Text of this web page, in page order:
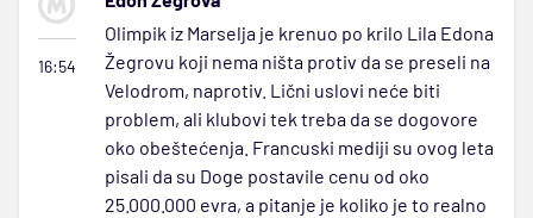
16:54
Olimpik iz Marselja je krenuo po krilo Lila Edona
Žegrovu koji nema ništa protiv da se preseli na
Velodrom, naprotiv. Lični uslovi neće biti
problem, ali klubovi tek treba da se dogovore
oko obeštećenja. Francuski mediji su ovog leta
pisali da su Doge postavile cenu od oko
25.000.000 evra, a pitanje je koliko je to realno